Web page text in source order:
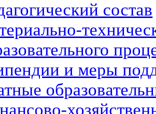
состав
и меры